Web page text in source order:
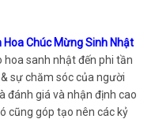
Hoa Chúc Mừng Sinh Nhật
sanh nhật đến phi tần
sự chăm sóc của người
đánh giá và nhận định cao
cũng góp tạo nên các kỷ